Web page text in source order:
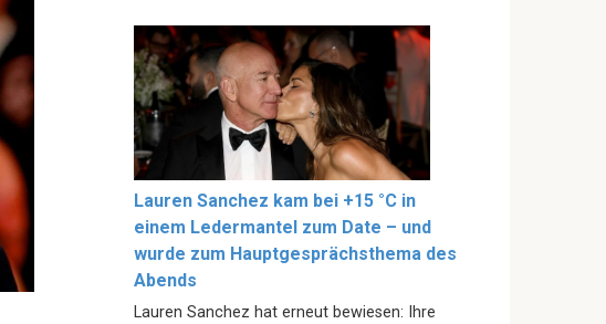
Lauren Sanchez kam bei +15 °C in
einem Ledermantel zum Date – und
wurde zum Hauptgesprächsthema des
Abends
Lauren Sanchez hat erneut bewiesen: Ihre